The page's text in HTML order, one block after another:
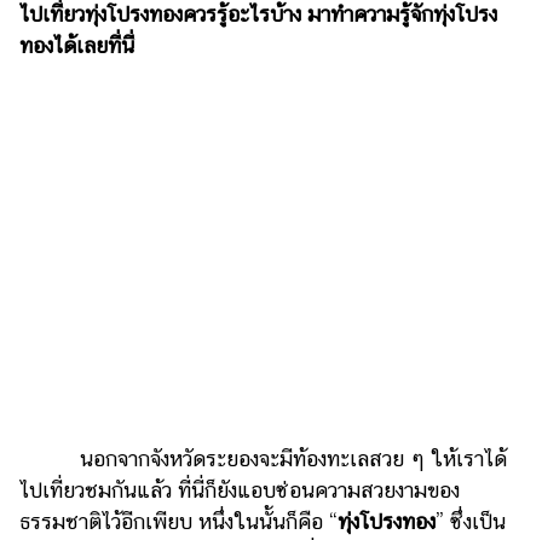
รูปภาพ
ผู้
หญิง
ไปเที่ยวทุ่งโปรงทองควรรู้อะไรบ้าง มาทำความรู้จักทุ่งโปรง
ทองได้เลยที่นี่
นอกจากจังหวัดระยองจะมีท้องทะเลสวย ๆ ให้เราได้
ไปเที่ยวชมกันแล้ว ที่นี่ก็ยังแอบซ่อนความสวยงามของ
ธรรมชาติไว้อีกเพียบ หนึ่งในนั้นก็คือ “ทุ่งโปรงทอง” ซึ่งเป็น